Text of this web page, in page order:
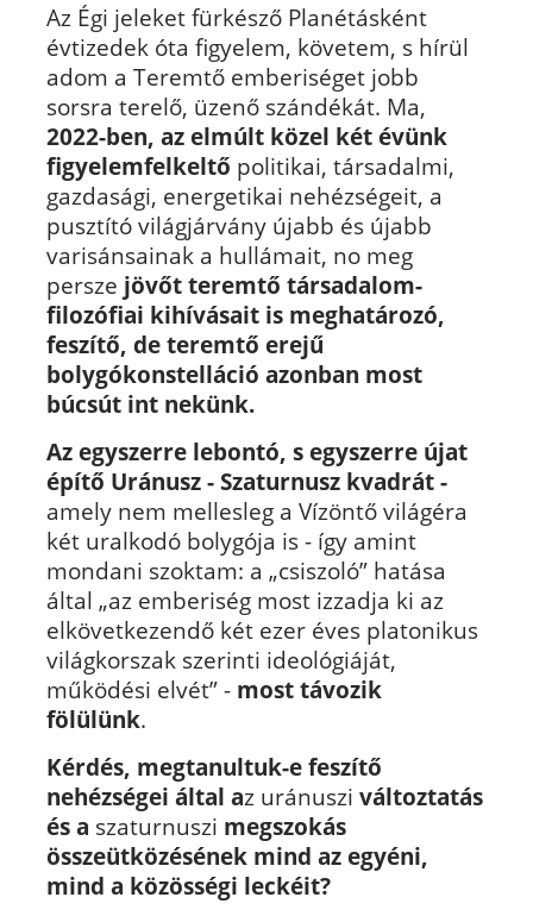
Az Égi jeleket fürkésző Planétásként
évtizedek óta figyelem, követem, s hírül
adom a Teremtő emberiséget jobb
sorsra terelő, üzenő szándékát. Ma,
2022-ben, az elmúlt közel két évünk
figyelemfelkeltő politikai, társadalmi,
gazdasági, energetikai nehézségeit, a
pusztító világjárvány újabb és újabb
varisánsainak a hullámait, no meg
persze jövőt teremtő társadalom-
filozófiai kihívásait is meghatározó,
feszítő, de teremtő erejű
bolygókonstelláció azonban most
búcsút int nekünk.
Az egyszerre lebontó, s egyszerre újat
építő Uránusz - Szaturnusz kvadrát -
amely nem mellesleg a Vízöntő világéra
két uralkodó bolygója is - így amint
mondani szoktam: a „csiszoló” hatása
által „az emberiség most izzadja ki az
elkövetkezendő két ezer éves platonikus
világkorszak szerinti ideológiáját,
működési elvét” - most távozik
fölülünk.
Kérdés, megtanultuk-e feszítő
nehézségei által az uránuszi változtatás
és a szaturnuszi megszokás
összeütközésének mind az egyéni,
mind a közösségi leckéit?